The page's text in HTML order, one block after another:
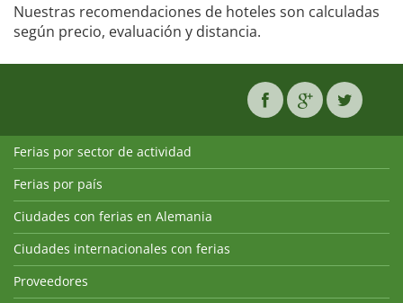
Nuestras recomendaciones de hoteles son calculadas
según precio, evaluación y distancia.
Ferias por sector de actividad
Ferias por país
Ciudades con ferias en Alemania
Ciudades internacionales con ferias
Proveedores